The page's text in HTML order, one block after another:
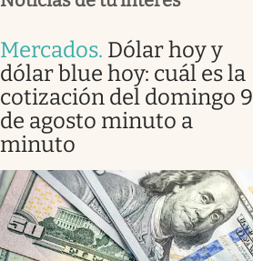
Mercados. Dólar hoy y
dólar blue hoy: cuál es la
cotización del domingo 9
de agosto minuto a
minuto